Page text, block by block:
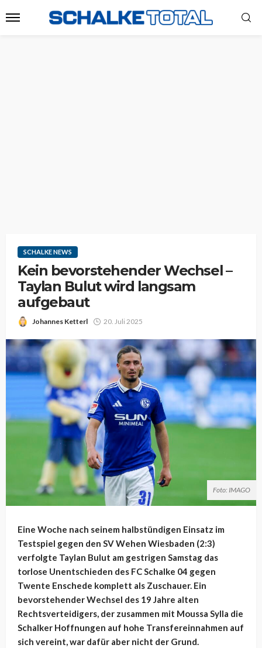
SCHALKE NEWS
Kein bevorstehender Wechsel –
Taylan Bulut wird langsam
aufgebaut
Johannes Ketterl 20. Juli 2025
Foto: IMAGO
Eine Woche nach seinem halbstündigen Einsatz im
Testspiel gegen den SV Wehen Wiesbaden (2:3)
verfolgte Taylan Bulut am gestrigen Samstag das
torlose Unentschieden des FC Schalke 04 gegen
Twente Enschede komplett als Zuschauer. Ein
bevorstehender Wechsel des 19 Jahre alten
Rechtsverteidigers, der zusammen mit Moussa Sylla die
Schalker Hoffnungen auf hohe Transfereinnahmen auf
sich vereint, war dafür aber nicht der Grund.